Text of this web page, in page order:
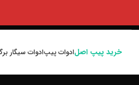
خرید پیپ اصلادوات پیپادوات سیگار